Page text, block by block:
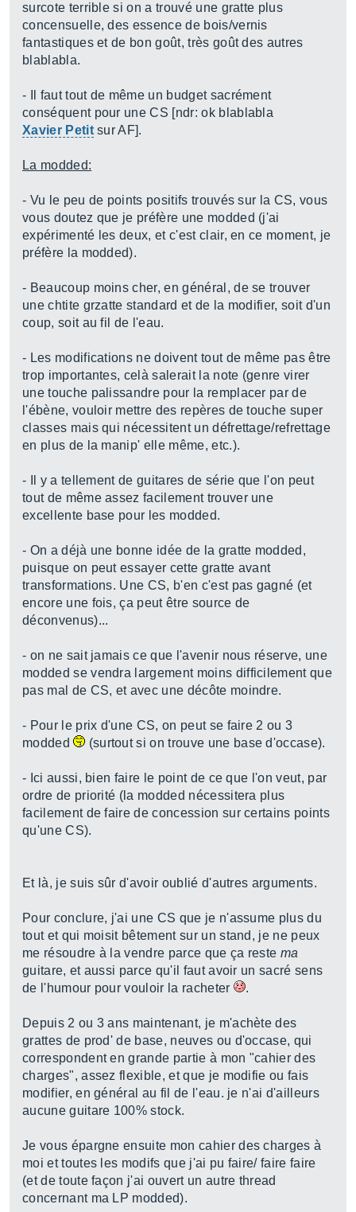
surcote terrible si on a trouvé une gratte plus
concensuelle, des essence de bois/vernis
fantastiques et de bon goût, très goût des autres
blablabla.
- Il faut tout de même un budget sacrément
conséquent pour une CS [ndr: ok blablabla
Xavier Petitsur AF].
La modded:
- Vu le peu de points positifs trouvés sur la CS, vous
vous doutez que je préfère une modded (j'ai
expérimenté les deux, et c'est clair, en ce moment, je
préfère la modded).
- Beaucoup moins cher, en général, de se trouver
une chtite grzatte standard et de la modifier, soit d'un
coup, soit au fil de l'eau.
- Les modifications ne doivent tout de même pas être
trop importantes, celà salerait la note (genre virer
une touche palissandre pour la remplacer par de
l'ébène, vouloir mettre des repères de touche super
classes mais qui nécessitent un défrettage/refrettage
en plus de la manip' elle même, etc.).
- Il y a tellement de guitares de série que l'on peut
tout de même assez facilement trouver une
excellente base pour les modded.
- On a déjà une bonne idée de la gratte modded,
puisque on peut essayer cette gratte avant
transformations. Une CS, b'en c'est pas gagné (et
encore une fois, ça peut être source de
déconvenus)...
- on ne sait jamais ce que l'avenir nous réserve, une
modded se vendra largement moins difficilement que
pas mal de CS, et avec une décôte moindre.
- Pour le prix d'une CS, on peut se faire 2 ou 3
modded
(surtout si on trouve une base d'occase).
- Ici aussi, bien faire le point de ce que l'on veut, par
ordre de priorité (la modded nécessitera plus
facilement de faire de concession sur certains points
qu'une CS).
Et là, je suis sûr d'avoir oublié d'autres arguments.
Pour conclure, j'ai une CS que je n'assume plus du
tout et qui moisit bêtement sur un stand, je ne peux
me résoudre à la vendre parce que ça reste ma
guitare, et aussi parce qu'il faut avoir un sacré sens
de l'humour pour vouloir la racheter
.
Depuis 2 ou 3 ans maintenant, je m'achète des
grattes de prod' de base, neuves ou d'occase, qui
correspondent en grande partie à mon "cahier des
charges", assez flexible, et que je modifie ou fais
modifier, en général au fil de l'eau. je n'ai d'ailleurs
aucune guitare 100% stock.
Je vous épargne ensuite mon cahier des charges à
moi et toutes les modifs que j'ai pu faire/ faire faire
(et de toute façon j'ai ouvert un autre thread
concernant ma LP modded).